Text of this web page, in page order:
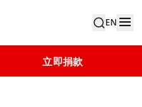
EN
立即捐款